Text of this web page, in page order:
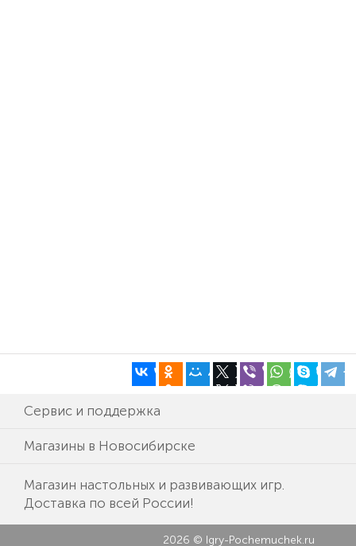
Сервис и поддержка
Магазины в Новосибирске
Магазин настольных и развивающих игр.
Доставка по всей России!
2026 © Igry-Pochemuchek.ru